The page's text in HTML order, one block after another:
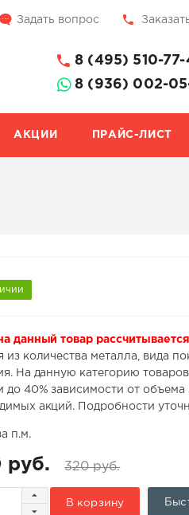
Задать вопрос
8 (495) 510-77-
8 (936) 002-
АКЦИИ ПРАЙС-ЛИСТ
данный товар
из количества металла, вида
На данную категорию
до 40% зависимости от объема
акций. Подробности
п.м.
руб. 320 руб.
В корзину